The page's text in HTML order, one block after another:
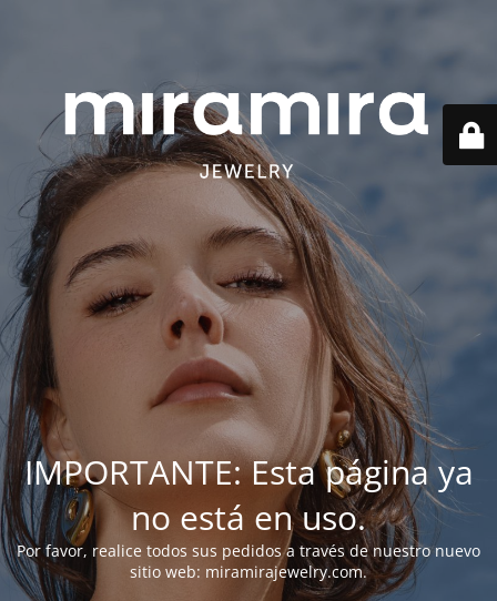
IMPORTANTE: Esta página ya
no está en uso.
Por favor, realice todos sus pedidos a través de nuestro nuevo
sitio web: miramirajewelry.com.